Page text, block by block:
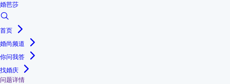
婚芭莎
首页
婚尚频道
你问我答
找婚庆
问题详情